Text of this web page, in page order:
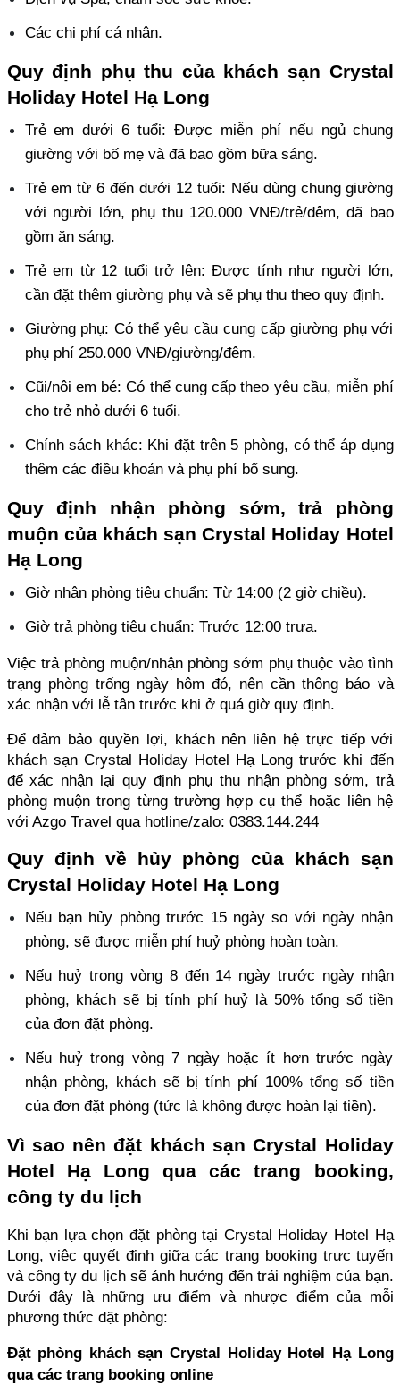
Các chi phí cá nhân.
Quy định phụ thu của khách sạn Crystal
Holiday Hotel Hạ Long
Trẻ em dưới 6 tuổi: Được miễn phí nếu ngủ chung
giường với bố mẹ và đã bao gồm bữa sáng.
Trẻ em từ 6 đến dưới 12 tuổi: Nếu dùng chung giường
với người lớn, phụ thu 120.000 VNĐ/trẻ/đêm, đã bao
gồm ăn sáng.
Trẻ em từ 12 tuổi trở lên: Được tính như người lớn,
cần đặt thêm giường phụ và sẽ phụ thu theo quy định.
Giường phụ: Có thể yêu cầu cung cấp giường phụ với
phụ phí 250.000 VNĐ/giường/đêm.
Cũi/nôi em bé: Có thể cung cấp theo yêu cầu, miễn phí
cho trẻ nhỏ dưới 6 tuổi.
Chính sách khác: Khi đặt trên 5 phòng, có thể áp dụng
thêm các điều khoản và phụ phí bổ sung.
Quy định nhận phòng sớm, trả phòng
muộn của khách sạn Crystal Holiday Hotel
Hạ Long
Giờ nhận phòng tiêu chuẩn: Từ 14:00 (2 giờ chiều).
Giờ trả phòng tiêu chuẩn: Trước 12:00 trưa.
Việc trả phòng muộn/nhận phòng sớm phụ thuộc vào tình
trạng phòng trống ngày hôm đó, nên cần thông báo và
xác nhận với lễ tân trước khi ở quá giờ quy định.
Để đảm bảo quyền lợi, khách nên liên hệ trực tiếp với
khách sạn Crystal Holiday Hotel Hạ Long trước khi đến
để xác nhận lại quy định phụ thu nhận phòng sớm, trả
phòng muộn trong từng trường hợp cụ thể hoặc liên hệ
với Azgo Travel qua hotline/zalo: 0383.144.244
Quy định về hủy phòng của khách sạn
Crystal Holiday Hotel Hạ Long
Nếu bạn hủy phòng trước 15 ngày so với ngày nhận
phòng, sẽ được miễn phí huỷ phòng hoàn toàn.
Nếu huỷ trong vòng 8 đến 14 ngày trước ngày nhận
phòng, khách sẽ bị tính phí huỷ là 50% tổng số tiền
của đơn đặt phòng.
Nếu huỷ trong vòng 7 ngày hoặc ít hơn trước ngày
nhận phòng, khách sẽ bị tính phí 100% tổng số tiền
của đơn đặt phòng (tức là không được hoàn lại tiền).
Vì sao nên đặt khách sạn Crystal Holiday
Hotel Hạ Long qua các trang booking,
công ty du lịch
Khi bạn lựa chọn đặt phòng tại Crystal Holiday Hotel Hạ
Long, việc quyết định giữa các trang booking trực tuyến
và công ty du lịch sẽ ảnh hưởng đến trải nghiệm của bạn.
Dưới đây là những ưu điểm và nhược điểm của mỗi
phương thức đặt phòng:
Đặt phòng khách sạn Crystal Holiday Hotel Hạ Long
qua các trang booking online